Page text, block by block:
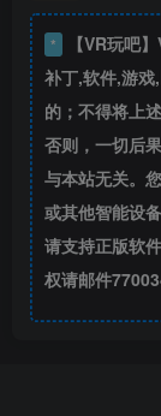
*
【VR玩吧
补丁,软件,游戏
的；不得将上
否则，一切后
与本站无关。
或其他智能设
请支持正版软
权请邮件